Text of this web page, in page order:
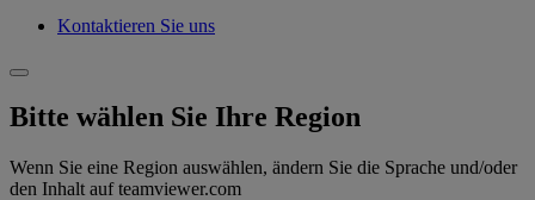
Kontaktieren Sie uns
Bitte wählen Sie Ihre Region
Wenn Sie eine Region auswählen, ändern Sie die Sprache und/oder
den Inhalt auf teamviewer.com